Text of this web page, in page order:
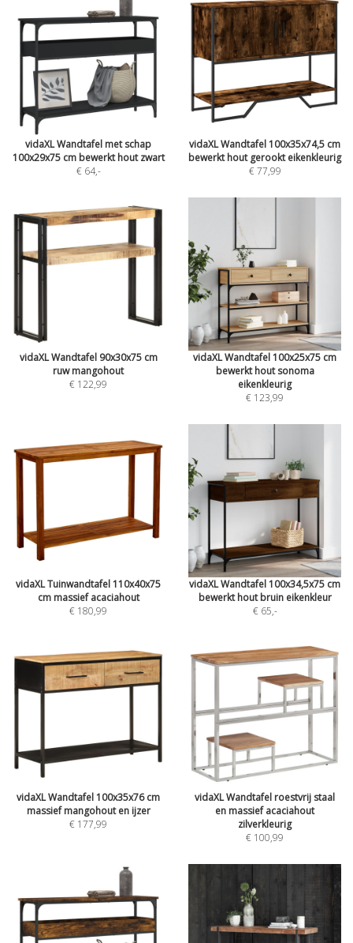
vidaXL Wandtafel met schap
100x29x75 cm bewerkt hout zwart
€ 64,-
vidaXL Wandtafel 100x35x74,5 cm
bewerkt hout gerookt eikenkleurig
€ 77,99
vidaXL Wandtafel 90x30x75 cm
ruw mangohout
€ 122,99
vidaXL Wandtafel 100x25x75 cm
bewerkt hout sonoma
eikenkleurig
€ 123,99
vidaXL Tuinwandtafel 110x40x75
cm massief acaciahout
€ 180,99
vidaXL Wandtafel 100x34,5x75 cm
bewerkt hout bruin eikenkleur
€ 65,-
vidaXL Wandtafel 100x35x76 cm
massief mangohout en ijzer
€ 177,99
vidaXL Wandtafel roestvrij staal
en massief acaciahout
zilverkleurig
€ 100,99